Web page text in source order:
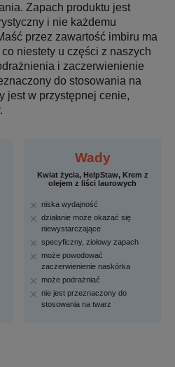
Zapach produktu jest
i nie każdemu
przez zawartość imbiru ma
niestety u części z naszych
i zaczerwienienie
do stosowania na
jest w przystępnej cenie,
Wady
Kwiat życia, HelpStaw, Krem z
olejem z liści laurowych
niska wydajność
działanie może okazać się
niewystarczające
specyficzny, ziołowy zapach
może powodować
zaczerwienienie naskórka
może podrażniać
nie jest przeznaczony do
stosowania na twarz